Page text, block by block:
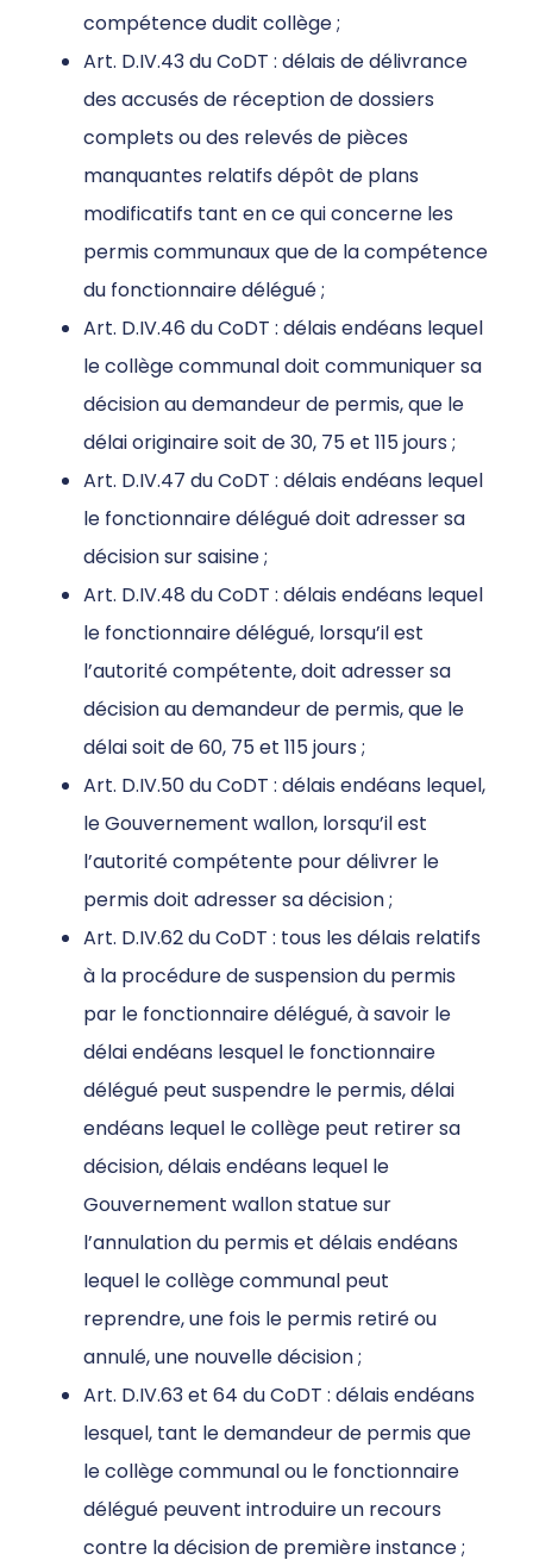
compétence dudit collège ;
Art. D.IV.43 du CoDT : délais de délivrance
des accusés de réception de dossiers
complets ou des relevés de pièces
manquantes relatifs dépôt de plans
modificatifs tant en ce qui concerne les
permis communaux que de la compétence
du fonctionnaire délégué ;
Art. D.IV.46 du CoDT : délais endéans lequel
le collège communal doit communiquer sa
décision au demandeur de permis, que le
délai originaire soit de 30, 75 et 115 jours ;
Art. D.IV.47 du CoDT : délais endéans lequel
le fonctionnaire délégué doit adresser sa
décision sur saisine ;
Art. D.IV.48 du CoDT : délais endéans lequel
le fonctionnaire délégué, lorsqu’il est
l’autorité compétente, doit adresser sa
décision au demandeur de permis, que le
délai soit de 60, 75 et 115 jours ;
Art. D.IV.50 du CoDT : délais endéans lequel,
le Gouvernement wallon, lorsqu’il est
l’autorité compétente pour délivrer le
permis doit adresser sa décision ;
Art. D.IV.62 du CoDT : tous les délais relatifs
à la procédure de suspension du permis
par le fonctionnaire délégué, à savoir le
délai endéans lesquel le fonctionnaire
délégué peut suspendre le permis, délai
endéans lequel le collège peut retirer sa
décision, délais endéans lequel le
Gouvernement wallon statue sur
l’annulation du permis et délais endéans
lequel le collège communal peut
reprendre, une fois le permis retiré ou
annulé, une nouvelle décision ;
Art. D.IV.63 et 64 du CoDT : délais endéans
lesquel, tant le demandeur de permis que
le collège communal ou le fonctionnaire
délégué peuvent introduire un recours
contre la décision de première instance ;